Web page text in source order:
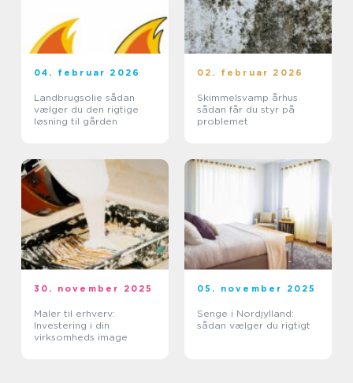
04. februar 2026
Landbrugsolie sådan
vælger du den rigtige
løsning til gården
02. februar 2026
Skimmelsvamp århus
sådan får du styr på
problemet
30. november 2025
Maler til erhverv:
Investering i din
virksomheds image
05. november 2025
Senge i Nordjylland:
sådan vælger du rigtigt